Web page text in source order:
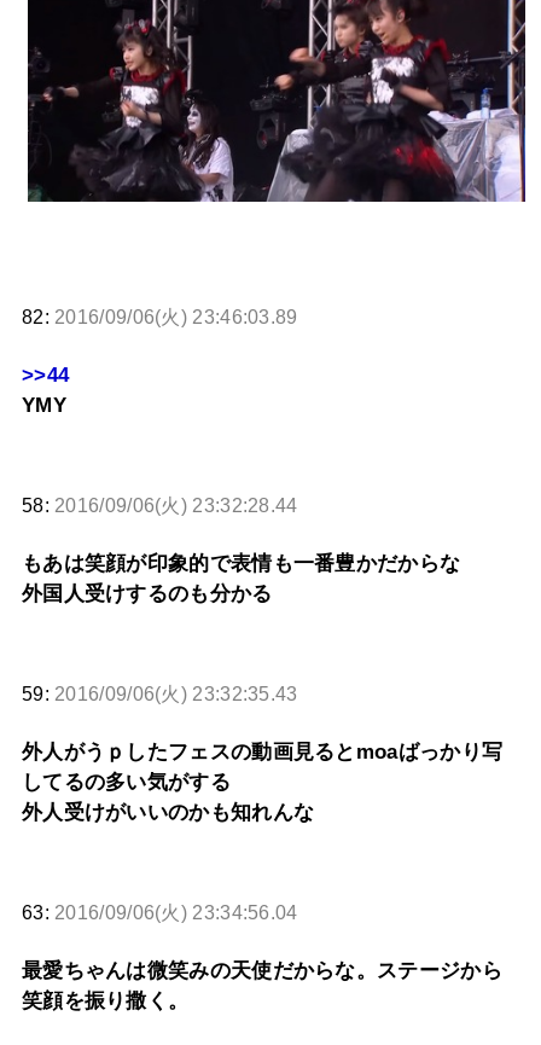
82: 2016/09/06(火) 23:46:03.89
>>44
YMY
58: 2016/09/06(火) 23:32:28.44
もあは笑顔が印象的で表情も一番豊かだからな
外国人受けするのも分かる
59: 2016/09/06(火) 23:32:35.43
外人がうｐしたフェスの動画見るとmoaばっかり写
してるの多い気がする
外人受けがいいのかも知れんな
63: 2016/09/06(火) 23:34:56.04
最愛ちゃんは微笑みの天使だからな。ステージから
笑顔を振り撒く。